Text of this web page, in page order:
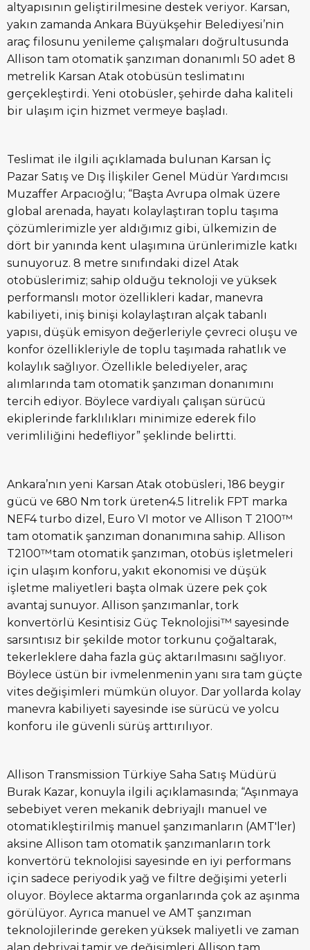
altyapısının geliştirilmesine destek veriyor. Karsan,
yakın zamanda Ankara Büyükşehir Belediyesi’nin
araç filosunu yenileme çalışmaları doğrultusunda
Allison tam otomatik şanzıman donanımlı 50 adet 8
metrelik Karsan Atak otobüsün teslimatını
gerçekleştirdi. Yeni otobüsler, şehirde daha kaliteli
bir ulaşım için hizmet vermeye başladı.
Teslimat ile ilgili açıklamada bulunan Karsan İç
Pazar Satış ve Dış İlişkiler Genel Müdür Yardımcısı
Muzaffer Arpacıoğlu; “Başta Avrupa olmak üzere
global arenada, hayatı kolaylaştıran toplu taşıma
çözümlerimizle yer aldığımız gibi, ülkemizin de
dört bir yanında kent ulaşımına ürünlerimizle katkı
sunuyoruz. 8 metre sınıfındaki dizel Atak
otobüslerimiz; sahip olduğu teknoloji ve yüksek
performanslı motor özellikleri kadar, manevra
kabiliyeti, iniş binişi kolaylaştıran alçak tabanlı
yapısı, düşük emisyon değerleriyle çevreci oluşu ve
konfor özellikleriyle de toplu taşımada rahatlık ve
kolaylık sağlıyor. Özellikle belediyeler, araç
alımlarında tam otomatik şanzıman donanımını
tercih ediyor. Böylece vardiyalı çalışan sürücü
ekiplerinde farklılıkları minimize ederek filo
verimliliğini hedefliyor” şeklinde belirtti.
Ankara’nın yeni Karsan Atak otobüsleri, 186 beygir
gücü ve 680 Nm tork üreten4.5 litrelik FPT marka
NEF4 turbo dizel, Euro VI motor ve Allison T 2100™
tam otomatik şanzıman donanımına sahip. Allison
T2100™tam otomatik şanzıman, otobüs işletmeleri
için ulaşım konforu, yakıt ekonomisi ve düşük
işletme maliyetleri başta olmak üzere pek çok
avantaj sunuyor. Allison şanzımanlar, tork
konvertörlü Kesintisiz Güç Teknolojisi™ sayesinde
sarsıntısız bir şekilde motor torkunu çoğaltarak,
tekerleklere daha fazla güç aktarılmasını sağlıyor.
Böylece üstün bir ivmelenmenin yanı sıra tam güçte
vites değişimleri mümkün oluyor. Dar yollarda kolay
manevra kabiliyeti sayesinde ise sürücü ve yolcu
konforu ile güvenli sürüş arttırılıyor.
Allison Transmission Türkiye Saha Satış Müdürü
Burak Kazar, konuyla ilgili açıklamasında; “Aşınmaya
sebebiyet veren mekanik debriyajlı manuel ve
otomatikleştirilmiş manuel şanzımanların (AMT'ler)
aksine Allison tam otomatik şanzımanların tork
konvertörü teknolojisi sayesinde en iyi performans
için sadece periyodik yağ ve filtre değişimi yeterli
oluyor. Böylece aktarma organlarında çok az aşınma
görülüyor. Ayrıca manuel ve AMT şanzıman
teknolojilerinde gereken yüksek maliyetli ve zaman